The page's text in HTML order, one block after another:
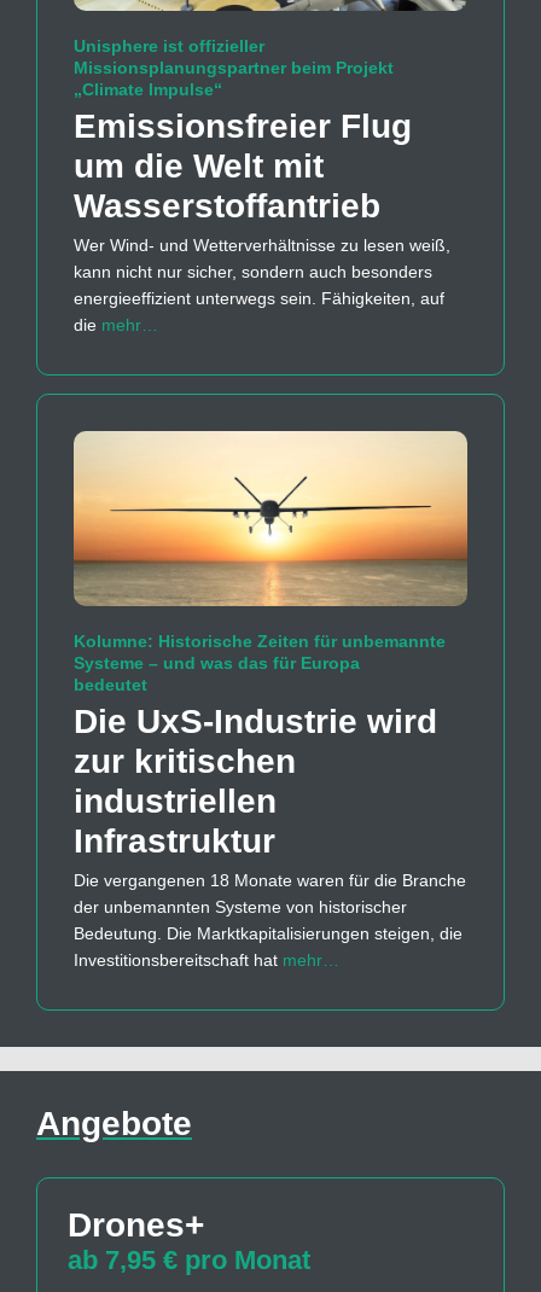
Unisphere ist offizieller
Missionsplanungspartner beim Projekt
„Climate Impulse“
Emissions­freier Flug
um die Welt mit
Wasserstoff­antrieb
Wer Wind- und Wetterverhältnisse zu lesen weiß,
kann nicht nur sicher, sondern auch besonders
energieeffizient unterwegs sein. Fähigkeiten, auf
die mehr…
Kolumne: Historische Zeiten für unbemannte
Systeme – und was das für Europa
bedeutet
Die UxS-Industrie wird
zur kritischen
industriellen
Infrastruktur
Die vergangenen 18 Monate waren für die Branche
der unbemannten Systeme von historischer
Bedeutung. Die Marktkapitalisierungen steigen, die
Investitionsbereitschaft hat mehr…
Angebote
Drones+
ab 7,95 € pro Monat